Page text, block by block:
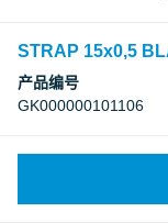
STRAP 15x0,5
产品编号
GK000000101106